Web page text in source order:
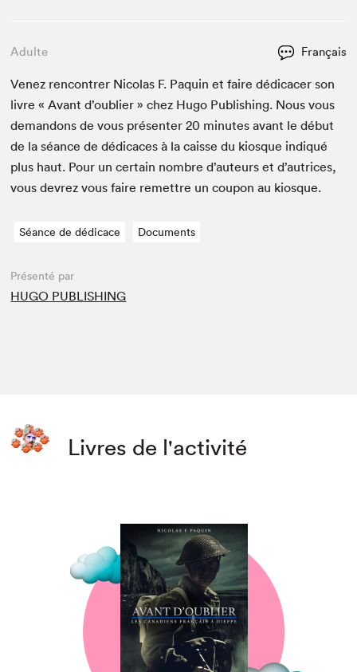
Adulte Français
Venez ren­con­tr­er Nico­las F. Paquin et faire dédi­cac­er son
livre « Avant d’ou­bli­er » chez Hugo Pub­lish­ing. Nous vous
deman­dons de vous présen­ter20 min­utes avant le début
de la séance de dédi­caces à la caisse du kiosque indiqué
plus haut. Pour un cer­tain nom­bre d’auteurs et d’autrices,
vous devrez vous faire remet­tre un coupon au kiosque.
Séance de dédicace Documents
Présenté par
HUGO PUBLISHING
Livres de l'activité